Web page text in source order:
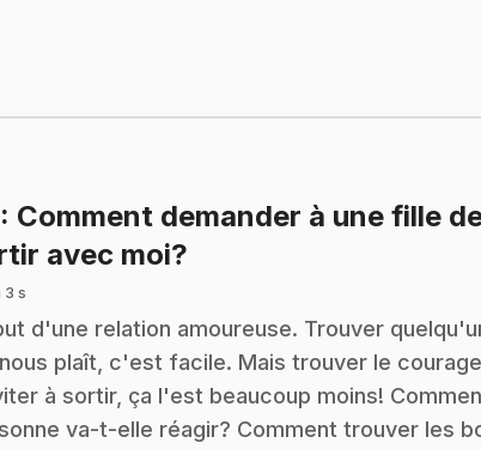
: Comment demander à une fille
avec moi?
3 s
d'une relation amoureuse. Trouver
plaît, c'est facile. Mais trouver le
à sortir, ça l'est beaucoup moins!
va-t-elle réagir? Comment trouver les